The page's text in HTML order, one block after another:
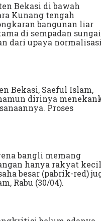
Bekasi di bawah
Kunang tengah
bangunan liar
di sempadan
dari upaya
Bekasi, Saeful Islam,
dirinya
Proses
bangli memang
hanya rakyat kecil
besar (pabrik-red)
Rabu (30/04).